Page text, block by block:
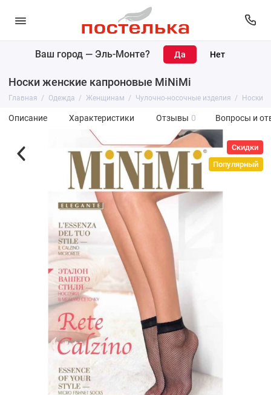
Ваш город — Эль-Монте?
Носки женские капроновые MiNiMi
Главная Одежда Женщинам Чулочно-носочные изделия Носки
Описание Характеристики Отзывы 0 Вопросы и
Скидки
Популярный